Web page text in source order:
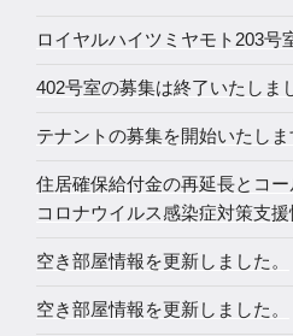
ロイヤルハイツミヤモト203号
402号室の募集は終了いたしま
テナントの募集を開始いたしま
住居確保給付金の再延長とコ
コロナウイルス感染症対策支援
空き部屋情報を更新しました。
空き部屋情報を更新しました。